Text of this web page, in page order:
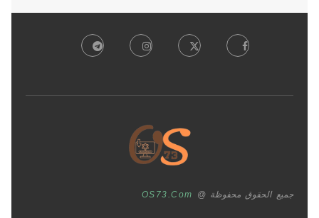
جميع الحقوق محفوظة @ OS73.com